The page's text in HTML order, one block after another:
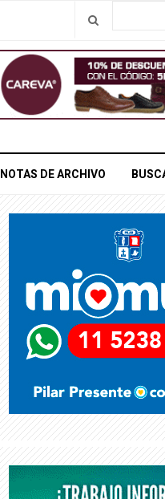
NOTAS DE ARCHIVO